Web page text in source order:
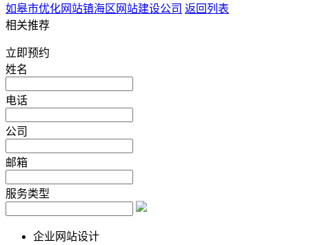
如皋市优化网站镇海区网站建设公司 返回列表
相关推荐
立即预约
姓名
电话
公司
邮箱
服务类型
企业网站设计